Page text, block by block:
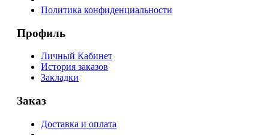
Политика конфиденциальности
Профиль
Личный Кабинет
История заказов
Закладки
Заказ
Доставка и оплата